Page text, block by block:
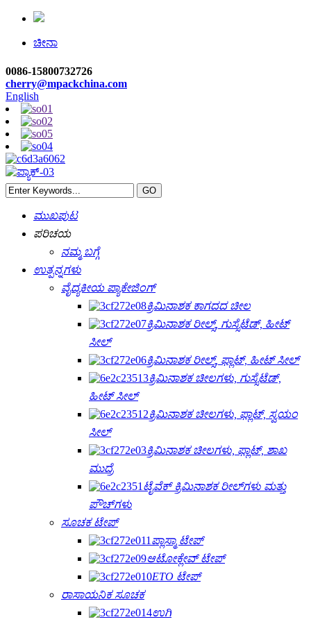
ಚೀನಾ
0086-15800732726
cherry@mpackchina.com
English
ಮುಖಪುಟ
ಪರಿಚಯ
ನಮ್ಮ ಬಗ್ಗೆ
ಉತ್ಪನ್ನಗಳು
ವೈದ್ಯಕೀಯ ಪ್ಯಾಕೇಜಿಂಗ್
ಕ್ರಿಮಿನಾಶಕ ಕಾಗದದ ಚೀಲ
ಕ್ರಿಮಿನಾಶಕ ರೀಲ್ಸ್, ಗುಸ್ಸೆಟೆಡ್, ಹೀಟ್
ಸೀಲ್
ಕ್ರಿಮಿನಾಶಕ ರೀಲ್ಸ್, ಫ್ಲಾಟ್, ಹೀಟ್ ಸೀಲ್
ಕ್ರಿಮಿನಾಶಕ ಚೀಲಗಳು, ಗುಸ್ಸೆಟೆಡ್,
ಹೀಟ್ ಸೀಲ್
ಕ್ರಿಮಿನಾಶಕ ಚೀಲಗಳು, ಫ್ಲಾಟ್, ಸ್ವಯಂ
ಸೀಲ್
ಕ್ರಿಮಿನಾಶಕ ಚೀಲಗಳು, ಫ್ಲಾಟ್, ಶಾಖ
ಮುದ್ರೆ
ಟೈವೆಕ್ ಕ್ರಿಮಿನಾಶಕ ರೀಲ್‌ಗಳು ಮತ್ತು
ಪೌಚ್‌ಗಳು
ಸೂಚಕ ಟೇಪ್
ಪ್ಲಾಸ್ಮಾ ಟೇಪ್
ಆಟೋಕ್ಲೇವ್ ಟೇಪ್
ETO ಟೇಪ್
ರಾಸಾಯನಿಕ ಸೂಚಕ
ಉಗಿ